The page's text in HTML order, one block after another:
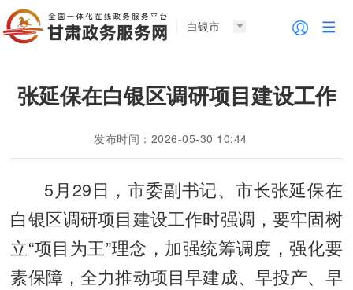
白银市
张延保在白银区调研项目建设工作
发布时间：2026-05-30 10:44
5月29日，市委副书记、市长张延保在
白银区调研项目建设工作时强调，要牢固树
立“项目为王”理念，加强统筹调度，强化要
素保障，全力推动项目早建成、早投产、早